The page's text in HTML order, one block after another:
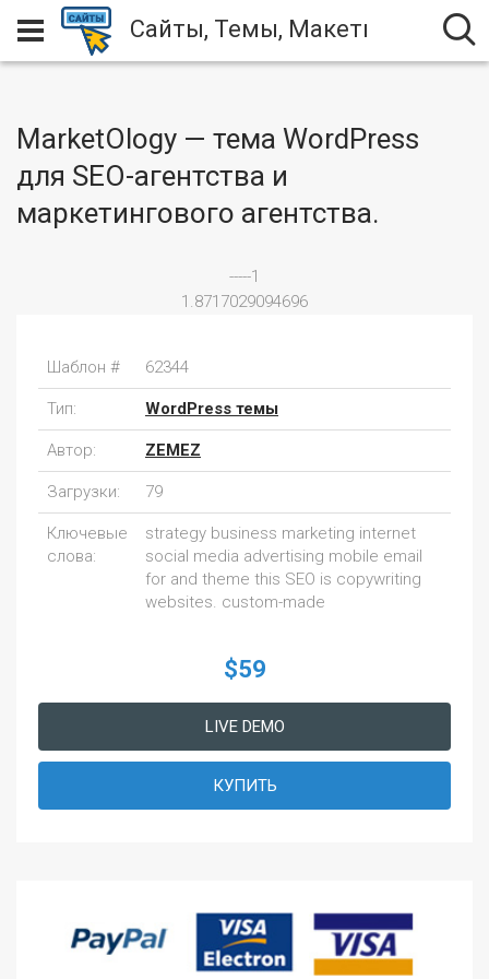
Сайты, Темы, Макеты
MarketOlogy — тема WordPress
для SEO-агентства и
маркетингового агентства.
-----1
1.8717029094696
Шаблон # 62344
Тип: WordPress темы
Автор: ZEMEZ
Загрузки: 79
Ключевые
слова:
strategy business marketing internet
social media advertising mobile email
for and theme this SEO is copywriting
websites. custom-made
$59
LIVE DEMO
КУПИТЬ